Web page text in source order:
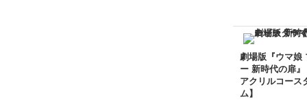
劇場版『ウマ娘
ー 新時代の扉』
アクリルコース
ム】